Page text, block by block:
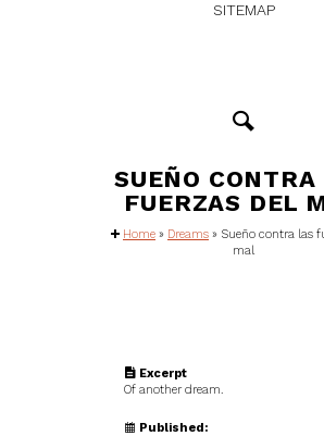
SITEMAP
SUEÑO CONTRA
FUERZAS DEL
Home » Dreams » Sueño contra las
mal
Excerpt
Of another dream.
Published: